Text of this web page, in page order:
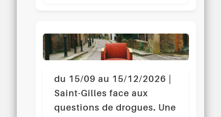
du 15/09 au 15/12/2026 |
Saint-Gilles face aux
questions de drogues. Une